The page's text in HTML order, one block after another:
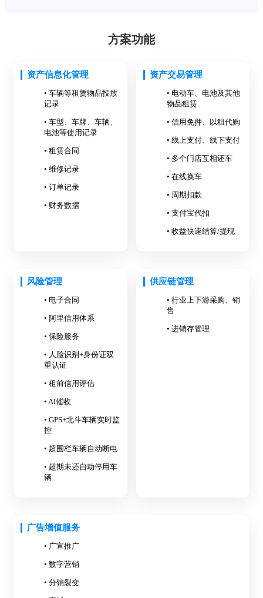
方案功能
资产信息化管理
• 车辆等租赁物品投放
记录
• 车型、车牌、车辆、
电池等使用记录
• 租赁合同
• 维修记录
• 订单记录
• 财务数据
资产交易管理
• 电动车、电池及其他
物品租赁
• 信用免押、以租代购
• 线上支付、线下支付
• 多个门店互相还车
• 在线换车
• 周期扣款
• 支付宝代扣
• 收益快速结算/提现
风险管理
• 电子合同
• 阿里信用体系
• 保险服务
• 人脸识别+身份证双
重认证
• 租前信用评估
• AI催收
• GPS+北斗车辆实时监
控
• 超围栏车辆自动断电
• 超期未还自动停用车
辆
供应链管理
• 行业上下游采购、销
售
• 进销存管理
广告增值服务
• 广宣推广
• 数字营销
• 分销裂变